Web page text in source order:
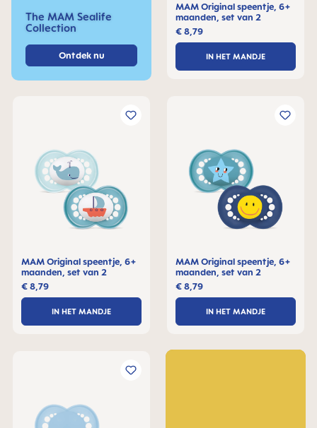
The MAM Sealife
Collection
Ontdek nu
MAM Original speentje, 6+
maanden, set van 2
€ 8,79
IN HET MANDJE
MAM Original speentje, 6+
maanden, set van 2
€ 8,79
IN HET MANDJE
MAM Original speentje, 6+
maanden, set van 2
€ 8,79
IN HET MANDJE